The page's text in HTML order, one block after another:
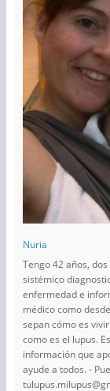
Nuria
Tengo 42 años,
sistémico
enfermedad e
médico como
sepan cómo es
como es el lupus.
información que
ayude a todos. -